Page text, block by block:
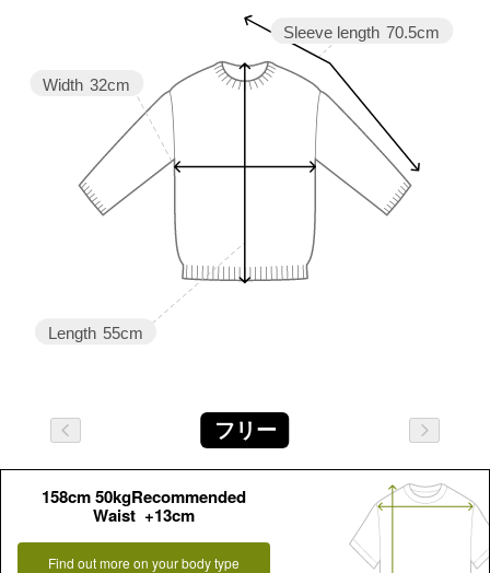
Sleeve length 70.5cm
Length 55cm
Width 32cm
フリー
158cm 50kgRecommended
Waist +13cm
Find out more on your body type